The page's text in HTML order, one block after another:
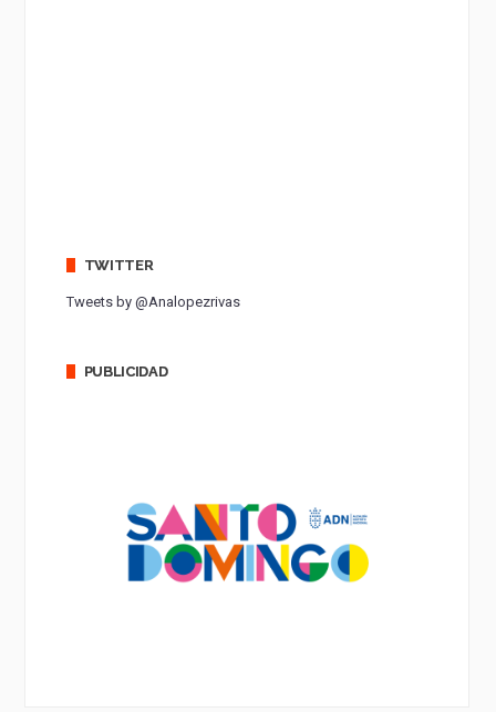
TWITTER
Tweets by @Analopezrivas
PUBLICIDAD